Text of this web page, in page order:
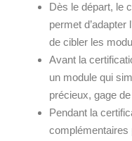
Dès le départ, le
permet d’adapter
de cibler les
Avant la
un module qui
précieux, gage
Pendant la
complémentaires